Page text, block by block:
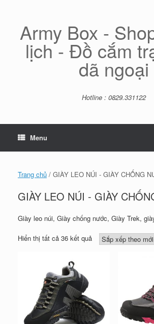
Army Box -
lịch - Đồ cắm
dã ngoại
Hotline : 0829.331122
Menu
Trang chủ / GIÀY LEO NÚI - GIÀY CHỐNG
GIÀY LEO NÚI - GIÀY
Giày leo núi, Giày chống nước, Giày Trek,
Hiển thị tất cả 36 kết quảĐã
sắp